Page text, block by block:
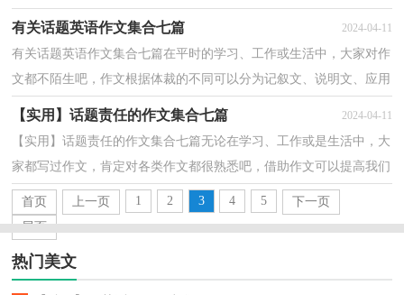
有关话题英语作文集合七篇 2024-04-11
有关话题英语作文集合七篇在平时的学习、工作或生活中，大家对作
文都不陌生吧，作文根据体裁的不同可以分为记叙文、说明文、应用
【实用】话题责任的作文集合七篇 2024-04-11
【实用】话题责任的作文集合七篇无论在学习、工作或是生活中，大
家都写过作文，肯定对各类作文都很熟悉吧，借助作文可以提高我们
的语言组织能力。还是对作文一筹莫展吗？下面是小编...
首页 上一页 1 2 3 4 5
下一页
尾页
热门美文